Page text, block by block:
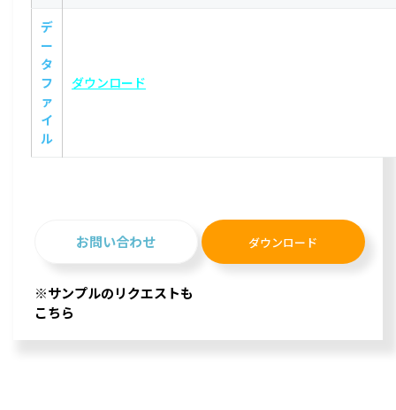
デ
ー
タ
フ
ァ
イ
ル
ダウンロード
お問い合わせ
※サンプルのリクエストも
こちら
ダウンロード